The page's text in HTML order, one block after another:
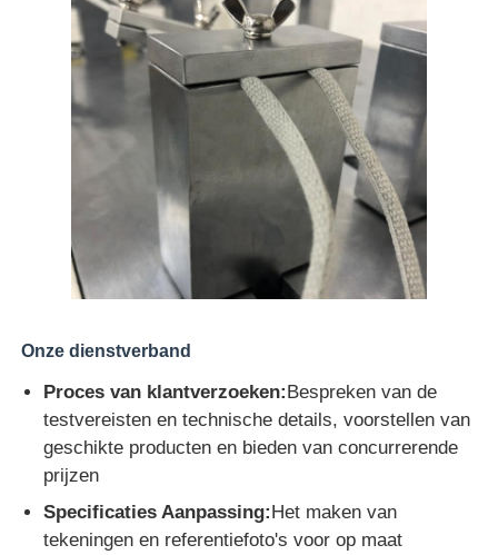
Onze dienstverband
Proces van klantverzoeken:Bespreken van de
testvereisten en technische details, voorstellen van
geschikte producten en bieden van concurrerende
prijzen
Specificaties Aanpassing:Het maken van
tekeningen en referentiefoto's voor op maat